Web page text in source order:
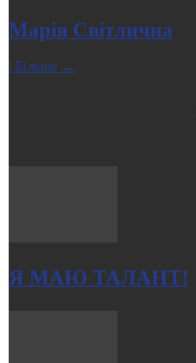
Марія Світлична
| Більше →
Я МАЮ ТАЛАНТ!